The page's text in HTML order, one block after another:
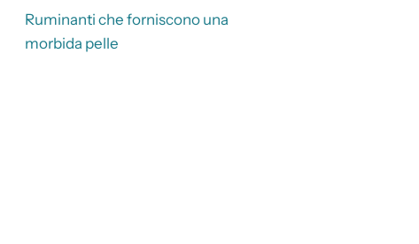
Ruminanti che forniscono una
morbida pelle